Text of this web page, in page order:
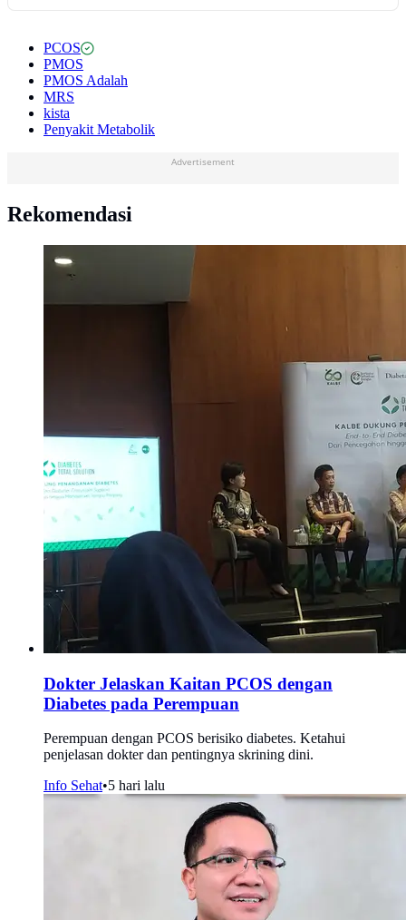
PCOS
PMOS
PMOS Adalah
MRS
kista
Penyakit Metabolik
Advertisement
Rekomendasi
Dokter Jelaskan Kaitan PCOS dengan
Diabetes pada Perempuan
Perempuan dengan PCOS berisiko diabetes. Ketahui
penjelasan dokter dan pentingnya skrining dini.
Info Sehat•5 hari lalu